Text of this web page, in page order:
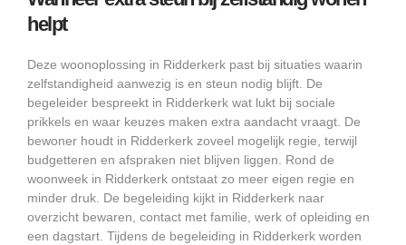
helpt
Deze woonoplossing in Ridderkerk past bij situaties waarin
zelfstandigheid aanwezig is en steun nodig blijft. De
begeleider bespreekt in Ridderkerk wat lukt bij sociale
prikkels en waar keuzes maken extra aandacht vraagt. De
bewoner houdt in Ridderkerk zoveel mogelijk regie, terwijl
budgetteren en afspraken niet blijven liggen. Rond de
woonweek in Ridderkerk ontstaat zo meer eigen regie en
minder druk. De begeleiding kijkt in Ridderkerk naar
overzicht bewaren, contact met familie, werk of opleiding en
een dagstart. Tijdens de begeleiding in Ridderkerk worden